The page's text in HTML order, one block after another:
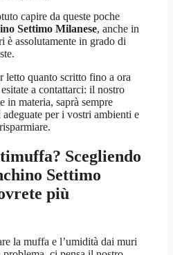
capire da queste poche
Settimo Milanese, anche in
è assolutamente in grado di
letto quanto scritto fino a ora
a contattarci: il nostro
in materia, saprà sempre
per i vostri ambienti e
Scegliendo
Settimo
più
la muffa e l’umidità dai muri